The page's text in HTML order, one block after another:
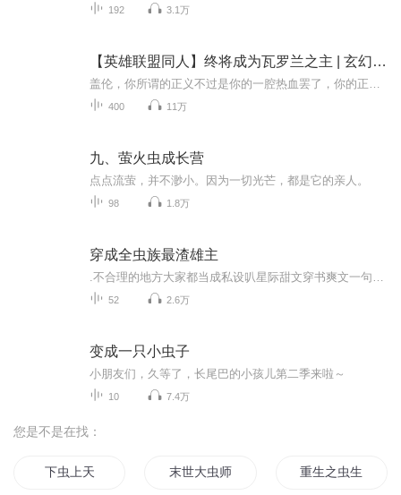
192 3.1万
【英雄联盟同人】终将成为瓦罗兰之主 | 玄幻热血无敌战斗 | 多人有声书
400 11万
九、萤火虫成长营
点点流萤，并不渺小。因为一切光芒，都是它的亲人。
98 1.8万
穿成全虫族最渣雄主
52 2.6万
变成一只小虫子
小朋友们，久等了，长尾巴的小孩儿第二季来啦～
10 7.4万
您是不是在找：
下虫上天 末世大虫师 重生之虫生